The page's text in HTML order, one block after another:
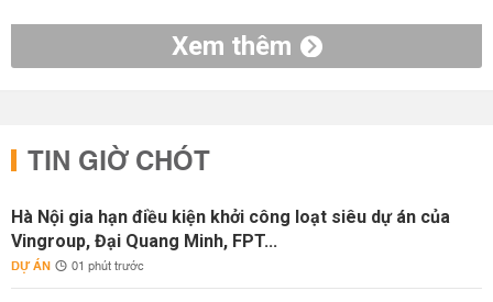
Xem thêm
TIN GIỜ CHÓT
Hà Nội gia hạn điều kiện khởi công loạt siêu dự án của
Vingroup, Đại Quang Minh, FPT...
DỰ ÁN 01 phút trước